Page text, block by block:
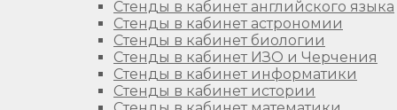
Стенды в кабинет английского языка
Стенды в кабинет астрономии
Стенды в кабинет биологии
Стенды в кабинет ИЗО и Черчения
Стенды в кабинет информатики
Стенды в кабинет истории